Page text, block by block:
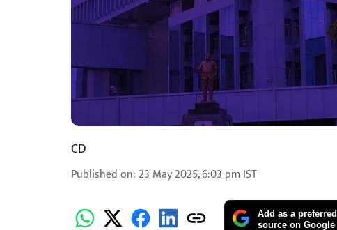
CD
Published on: 23 May 2025, 6:03 pm IST
Add as a preferred
source on Google